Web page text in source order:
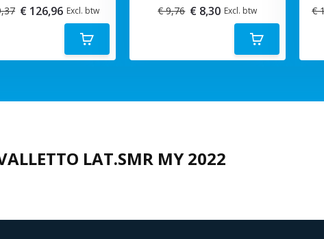
€ 126,96 Excl. btw
€ 9,76 € 8,30 Excl. btw
€
LAT.SMR MY 2022